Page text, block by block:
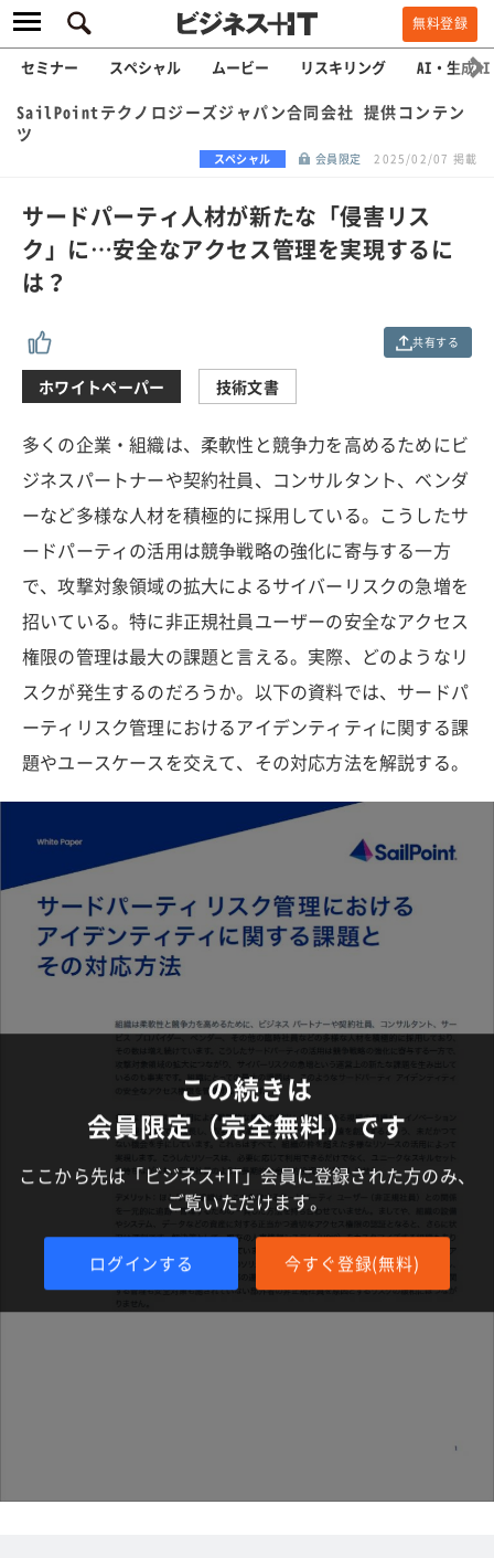
無料登録
セミナー スペシャル ムービー リスキリング AI・生成AI
SailPointテクノロジーズジャパン合同会社 提供コンテン
ツ
スペシャル 会員限定 2025/02/07 掲載
サードパーティ人材が新たな「侵害リス
ク」に…安全なアクセス管理を実現するに
は？
共有する
ホワイトペーパー 技術文書
多くの企業・組織は、柔軟性と競争力を高めるためにビ
ジネスパートナーや契約社員、コンサルタント、ベンダ
ーなど多様な人材を積極的に採用している。こうしたサ
ードパーティの活用は競争戦略の強化に寄与する一方
で、攻撃対象領域の拡大によるサイバーリスクの急増を
招いている。特に非正規社員ユーザーの安全なアクセス
権限の管理は最大の課題と言える。実際、どのようなリ
スクが発生するのだろうか。以下の資料では、サードパ
ーティリスク管理におけるアイデンティティに関する課
題やユースケースを交えて、その対応方法を解説する。
この続きは
会員限定（完全無料）です
ここから先は「ビジネス+IT」会員に登録された方のみ、
ご覧いただけます。
ログインする 今すぐ登録(無料)